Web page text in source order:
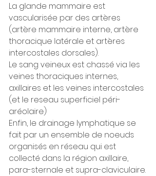
La glande mammaire est
vascularisée par des artères
(artère mammaire interne, artère
thoracique latérale et artères
intercostales dorsales).
Le sang veineux est chassé via les
veines thoraciques internes,
axillaires et les veines intercostales
(et le reseau superficiel péri-
aréolaire)
Enfin, le drainage lymphatique se
fait par un ensemble de noeuds
organisés en réseau qui est
collecté dans la région axillaire,
para-sternale et supra-claviculaire.